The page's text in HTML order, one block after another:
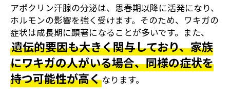
アポクリン汗腺の分泌は、思春期以降に活発になり、
ホルモンの影響を強く受けます。そのため、ワキガの
症状は成長期に顕著になることが多いです。また、
遺伝的要因も大きく関与しており、家族
にワキガの人がいる場合、同様の症状を
持つ可能性が高くなります。